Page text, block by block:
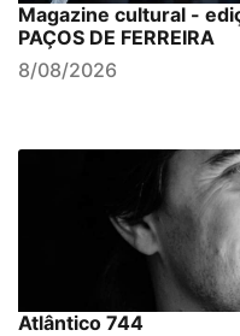
Magazine cultural -
PAÇOS DE FERREIRA
8/08/2026
Atlântico 744